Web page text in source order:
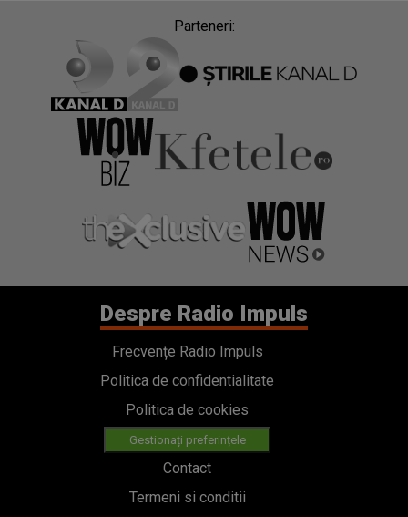
Parteneri:
Despre Radio Impuls
Frecvențe Radio Impuls
Politica de confidentialitate
Politica de cookies
Gestionați preferințele
Contact
Termeni si conditii